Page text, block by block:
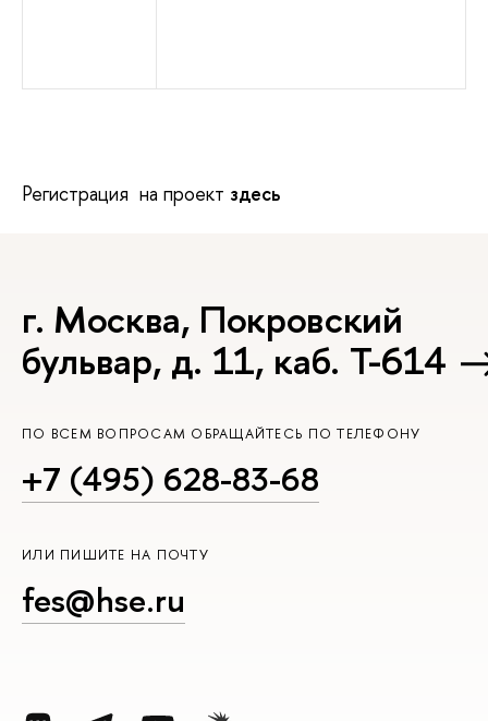
Регистрация на проект здесь
г. Москва, Покровский
бульвар, д. 11, каб. Т-614
ПО ВСЕМ ВОПРОСАМ ОБРАЩАЙТЕСЬ ПО ТЕЛЕФОНУ
+7 (495) 628-83-68
ИЛИ ПИШИТЕ НА ПОЧТУ
fes@hse.ru